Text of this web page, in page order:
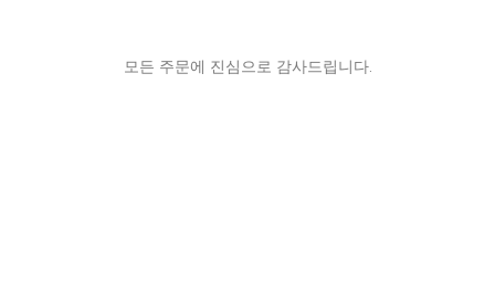
모든 주문에 진심으로 감사드립니다.